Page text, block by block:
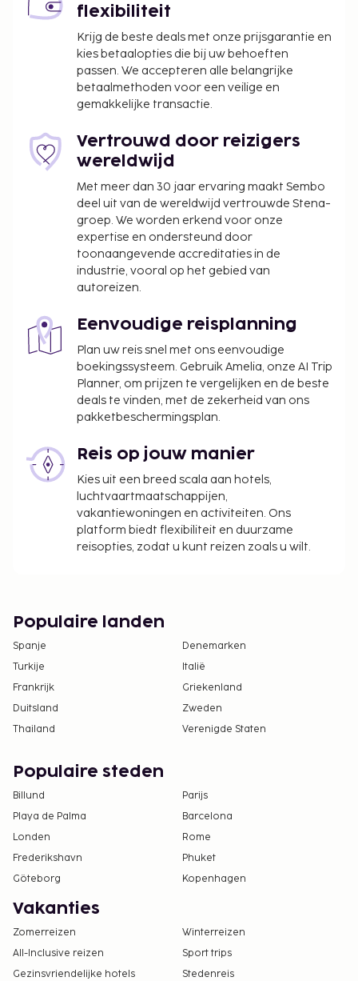
accommodatie aan ons heeft doorgegeven.
Dineren: EUR 15
Deze lijst is mogelijk niet volledig. Toeslagen en
borgsommen zijn mogelijk excl. btw en kunnen
flexibiliteit
Krijg de beste deals met onze prijsgarantie en
kies betaalopties die bij uw behoeften
passen. We accepteren alle belangrijke
betaalmethoden voor een veilige en
gemakkelijke transactie.
Vertrouwd door reizigers
wereldwijd
Met meer dan 30 jaar ervaring maakt Sembo
deel uit van de wereldwijd vertrouwde Stena-
groep. We worden erkend voor onze
expertise en ondersteund door
toonaangevende accreditaties in de
industrie, vooral op het gebied van
autoreizen.
Eenvoudige reisplanning
Plan uw reis snel met ons eenvoudige
boekingssysteem. Gebruik Amelia, onze AI Trip
Planner, om prijzen te vergelijken en de beste
deals te vinden, met de zekerheid van ons
pakketbeschermingsplan.
Reis op jouw manier
Kies uit een breed scala aan hotels,
luchtvaartmaatschappijen,
vakantiewoningen en activiteiten. Ons
platform biedt flexibiliteit en duurzame
reisopties, zodat u kunt reizen zoals u wilt.
Populaire landen
Spanje
Denemarken
Turkije
Italië
Frankrijk
Griekenland
Duitsland
Zweden
Thailand
Verenigde Staten
Populaire steden
Billund
Parijs
Playa de Palma
Barcelona
Londen
Rome
Frederikshavn
Phuket
Göteborg
Kopenhagen
Vakanties
Zomerreizen
Winterreizen
All-Inclusive reizen
Sport trips
Gezinsvriendelijke hotels
Stedenreis